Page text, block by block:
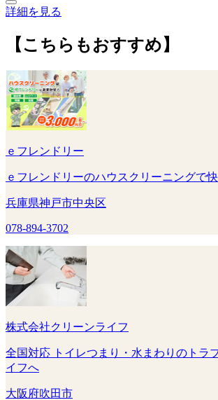
詳細を見る
【こちらもおすすめ】
ｅフレンドリー
ｅフレンドリーのハウスクリーニングで
兵庫県神戸市中央区
078-894-3702
株式会社クリーンライフ
全国対応 トイレつまり・水まわりのトラ
イフへ
大阪府吹田市